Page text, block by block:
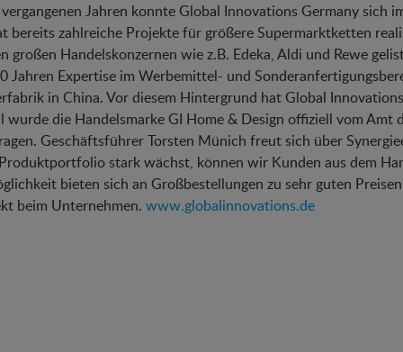
Jahren konnte Global Innovations Germany sich
bereits zahlreiche Projekte für größere Supermarktketten
großen Handelskonzernen wie z.B. Edeka, Aldi und Rewe
Jahren Expertise im Werbemittel- und
in China. Vor diesem Hintergrund hat Global
wurde die Handelsmarke GI Home & Design offiziell vom Amt
Geschäftsführer Torsten Münich freut sich über
stark wächst, können wir Kunden aus dem
bieten sich an Großbestellungen zu sehr guten
beim Unternehmen. www.globalinnovations.de